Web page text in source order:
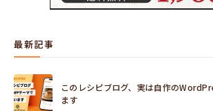
最新記事
このレシピブログ、実は自作の
ます